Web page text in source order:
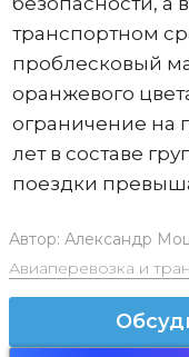
транспортном
проблесковый
оранжевого
ограничение на
лет в составе
поездки
Автор: Александр
Авиаперевозка и